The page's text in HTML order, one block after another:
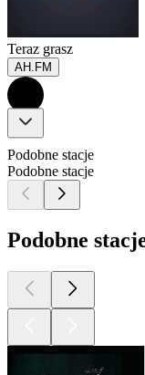
Teraz grasz
AH.FM
Podobne stacje
Podobne stacje
Podobne